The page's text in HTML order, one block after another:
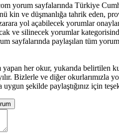
yorum sayfalarında Türkiye
kin ve düşmanlığa tahrik eden,
yol açabilecek yorumlar
ve silinecek yorumlar
sayfalarında paylaşılan tüm
her okur, yukarıda belirtilen
Bizlerle ve diğer okurlarımızla
uygun şekilde paylaştığınız için